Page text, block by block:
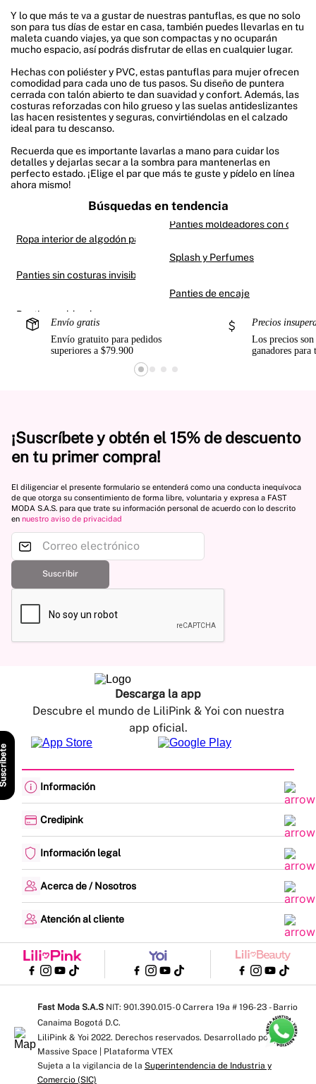
Y lo que más te va a gustar de nuestras pantuflas, es que no solo
son para tus días de estar en casa, también puedes llevarlas en tu
maleta cuando viajes, ya que son compactas y no ocuparán
mucho espacio, así podrás disfrutar de ellas en cualquier lugar.
Hechas con poliéster y PVC, estas pantuflas para mujer ofrecen
comodidad para cada uno de tus pasos. Su diseño de puntera
cerrada con talón abierto te dan suavidad y confort. Además, las
costuras reforzadas con hilo grueso y las suelas antideslizantes
las hacen resistentes y seguras, convirtiéndolas en el calzado
ideal para tu descanso.
Recuerda que es importante lavarlas a mano para cuidar los
detalles y dejarlas secar a la sombra para mantenerlas en
perfecto estado. ¡Elige el par que más te guste y pídelo en línea
ahora mismo!
Búsquedas en tendencia
Ropa interior de algodón para mujer
Panties sin costuras invisibles
Panties moldeadores con
Splash y Perfumes
Panties de encaje
Envío gratis
Envío gratuito para pedidos
superiores a $79.900
Precios
Los precios
ganadores para
¡Suscríbete y obtén el 15% de descuento
en tu primer compra!
El diligenciar el presente formulario se entenderá como una conducta inequívoca
de que otorga su consentimiento de forma libre, voluntaria y expresa a FAST
MODA S.A.S. para que trate su información personal de acuerdo con lo descrito
en nuestro aviso de privacidad
Suscribir
Descarga la app
Descubre el mundo de LiliPink & Yoi con nuestra
app oficial.
Información
Política de envíos
Centro de Ayuda
Preguntas frecuentes
Encuesta de Satisfacción
Credipink
Paga aquí tu Credi-Pink
Actualización de datos
Información legal
Política de tratamiento de datos personales
Mapa del sitio
Acerca de / Nosotros
Nuestras tiendas
Contrato de compraventa
Blogs
Plantillas de Dibujo
Atención al cliente
Escríbenos: servicioalcliente@fastmoda.com.co
Línea Cartera: 324 100 0017 │ Ext: 1011 - 1019 - 1020 - 1003
Fast Moda S.A.SNIT: 901.390.015-0 Carrera 19a # 196-23 - Barrio
Canaima Bogotá D.C.
LiliPink & Yoi 2022. Derechos reservados. Desarrollado por
Massive Space | Plataforma VTEX
Sujeta a la vigilancia de la Superintendencia de Industria y
Comercio (SIC)